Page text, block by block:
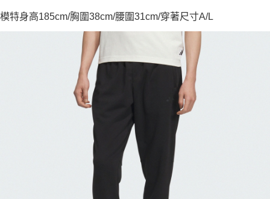
模特身高185cm/胸圍38cm/腰圍31cm/穿著尺寸A/L